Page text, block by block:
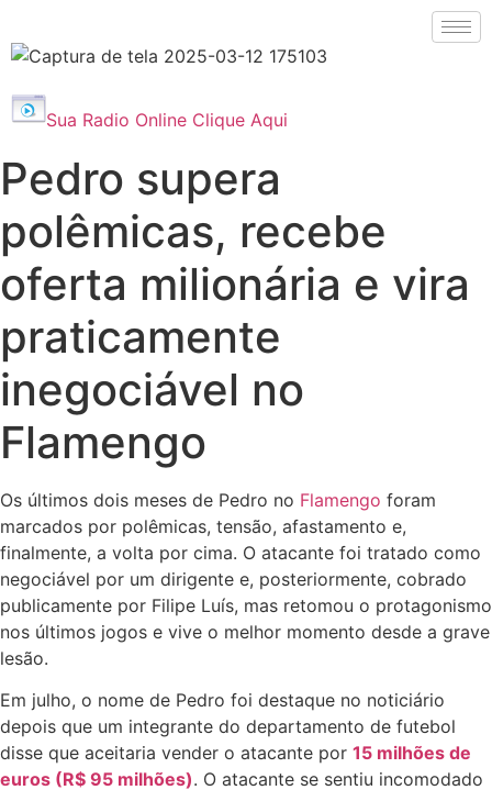
Sua Radio Online Clique Aqui
Pedro supera
polêmicas, recebe
oferta milionária e vira
praticamente
inegociável no
Flamengo
Os últimos dois meses de Pedro no Flamengo foram
marcados por polêmicas, tensão, afastamento e,
finalmente, a volta por cima. O atacante foi tratado como
negociável por um dirigente e, posteriormente, cobrado
publicamente por Filipe Luís, mas retomou o protagonismo
nos últimos jogos e vive o melhor momento desde a grave
lesão.
Em julho, o nome de Pedro foi destaque no noticiário
depois que um integrante do departamento de futebol
disse que aceitaria vender o atacante por 15 milhões de
euros (R$ 95 milhões). O atacante se sentiu incomodado